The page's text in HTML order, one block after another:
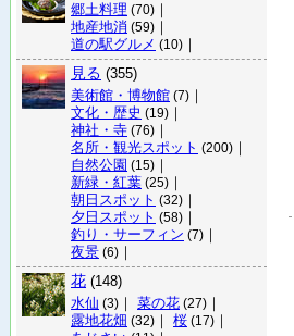
郷土料理 (70) ｜
地産地消 (59) ｜
道の駅グルメ (10) ｜
見る (355)
美術館・博物館 (7) ｜
文化・歴史 (19) ｜
神社・寺 (76) ｜
名所・観光スポット (200) ｜
自然公園 (15) ｜
新緑・紅葉 (25) ｜
朝日スポット (32) ｜
夕日スポット (58) ｜
釣り・サーフィン (7) ｜
夜景 (6) ｜
花 (148)
水仙 (3) ｜ 菜の花 (27) ｜
露地花畑 (32) ｜ 桜 (17) ｜